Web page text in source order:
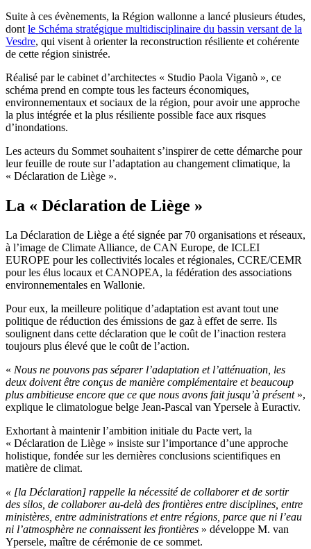
Suite à ces évènements, la Région wallonne a lancé plusieurs études,
dont le Schéma stratégique multidisciplinaire du bassin versant de la
Vesdre, qui visent à orienter la reconstruction résiliente et cohérente
de cette région sinistrée.
Réalisé par le cabinet d’architectes « Studio Paola Viganò », ce
schéma prend en compte tous les facteurs économiques,
environnementaux et sociaux de la région, pour avoir une approche
la plus intégrée et la plus résiliente possible face aux risques
d’inondations.
Les acteurs du Sommet souhaitent s’inspirer de cette démarche pour
leur feuille de route sur l’adaptation au changement climatique, la
« Déclaration de Liège ».
La « Déclaration de Liège »
La Déclaration de Liège a été signée par 70 organisations et réseaux,
à l’image de Climate Alliance, de CAN Europe, de ICLEI
EUROPE pour les collectivités locales et régionales, CCRE/CEMR
pour les élus locaux et CANOPEA, la fédération des associations
environnementales en Wallonie.
Pour eux, la meilleure politique d’adaptation est avant tout une
politique de réduction des émissions de gaz à effet de serre. Ils
soulignent dans cette déclaration que le coût de l’inaction restera
toujours plus élevé que le coût de l’action.
« Nous ne pouvons pas séparer l’adaptation et l’atténuation, les
deux doivent être conçus de manière complémentaire et beaucoup
plus ambitieuse encore que ce que nous avons fait jusqu’à présent »,
explique le climatologue belge Jean-Pascal van Ypersele à Euractiv.
Exhortant à maintenir l’ambition initiale du Pacte vert, la
« Déclaration de Liège » insiste sur l’importance d’une approche
holistique, fondée sur les dernières conclusions scientifiques en
matière de climat.
« [la Déclaration] rappelle la nécessité de collaborer et de sortir
des silos, de collaborer au-delà des frontières entre disciplines, entre
ministères, entre administrations et entre régions, parce que ni l’eau
ni l’atmosphère ne connaissent les frontières » développe M. van
Ypersele, maître de cérémonie de ce sommet.